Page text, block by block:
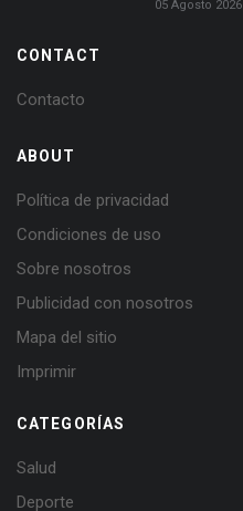
05 Agosto 2026
CONTACT
Contacto
ABOUT
Política de privacidad
Condiciones de uso
Sobre nosotros
Publicidad con nosotros
Mapa del sitio
Imprimir
CATEGORÍAS
Salud
Deporte